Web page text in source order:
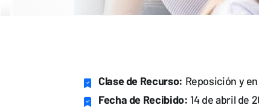
Clase de Recurso: Reposición y
Fecha de Recibido: 14 de abril de